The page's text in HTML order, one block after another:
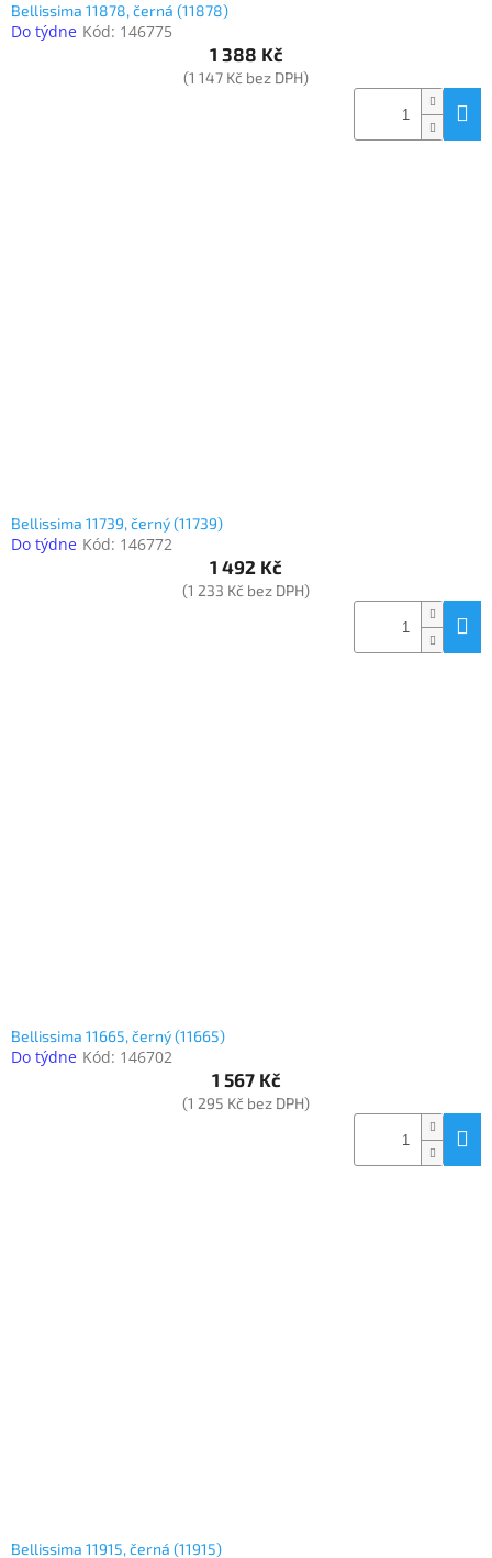
Bellissima 11878, černá (11878)
Do týdne Kód: 146775
1 388 Kč
(1 147 Kč bez DPH)
Bellissima 11739, černý (11739)
Do týdne Kód: 146772
1 492 Kč
(1 233 Kč bez DPH)
Bellissima 11665, černý (11665)
Do týdne Kód: 146702
1 567 Kč
(1 295 Kč bez DPH)
Bellissima 11915, černá (11915)